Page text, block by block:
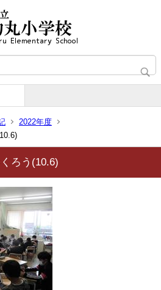
2022年度
ろう(10.6)